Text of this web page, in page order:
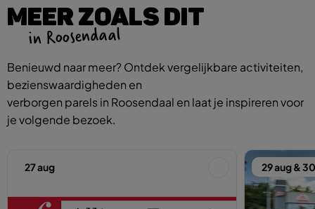
MEER ZOALS DIT
in Roosendaal
Benieuwd naar meer? Ontdek vergelijkbare activiteiten,
bezienswaardigheden en
verborgen parels in Roosendaal en laat je inspireren voor
je volgende bezoek.
27 aug 29 aug &